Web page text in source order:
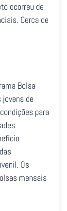
ocorreu de
Cerca de
Bolsa
de
para
Os
mensais